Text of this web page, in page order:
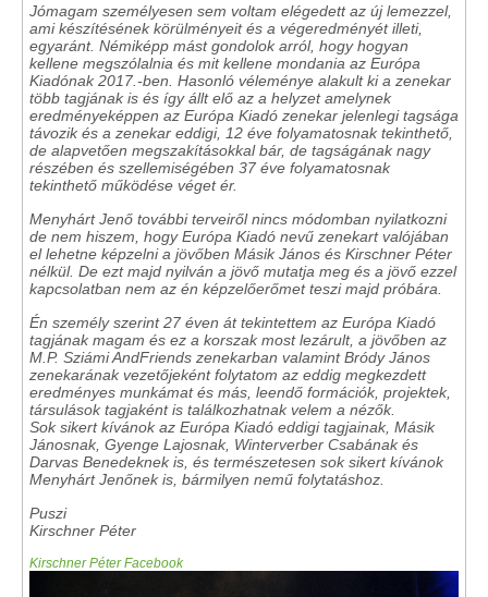
Jómagam személyesen sem voltam elégedett az új lemezzel,
ami készítésének körülményeit és a végeredményét illeti,
egyaránt. Némiképp mást gondolok arról, hogy hogyan
kellene megszólalnia és mit kellene mondania az Európa
Kiadónak 2017.-ben. Hasonló véleménye alakult ki a zenekar
több tagjának is és így állt elő az a helyzet amelynek
eredményeképpen az Európa Kiadó zenekar jelenlegi tagsága
távozik és a zenekar eddigi, 12 éve folyamatosnak tekinthető,
de alapvetően megszakításokkal bár, de tagságának nagy
részében és szellemiségében 37 éve folyamatosnak
tekinthető működése véget ér.
Menyhárt Jenő további terveiről nincs módomban nyilatkozni
de nem hiszem, hogy Európa Kiadó nevű zenekart valójában
el lehetne képzelni a jövőben Másik János és Kirschner Péter
nélkül. De ezt majd nyilván a jövő mutatja meg és a jövő ezzel
kapcsolatban nem az én képzelőerőmet teszi majd próbára.
Én személy szerint 27 éven át tekintettem az Európa Kiadó
tagjának magam és ez a korszak most lezárult, a jövőben az
M.P. Sziámi AndFriends zenekarban valamint Bródy János
zenekarának vezetőjeként folytatom az eddig megkezdett
eredményes munkámat és más, leendő formációk, projektek,
társulások tagjaként is találkozhatnak velem a nézők.
Sok sikert kívánok az Európa Kiadó eddigi tagjainak, Másik
Jánosnak, Gyenge Lajosnak, Winterverber Csabának és
Darvas Benedeknek is, és természetesen sok sikert kívánok
Menyhárt Jenőnek is, bármilyen nemű folytatáshoz.
Puszi
Kirschner Péter
Kirschner Péter Facebook